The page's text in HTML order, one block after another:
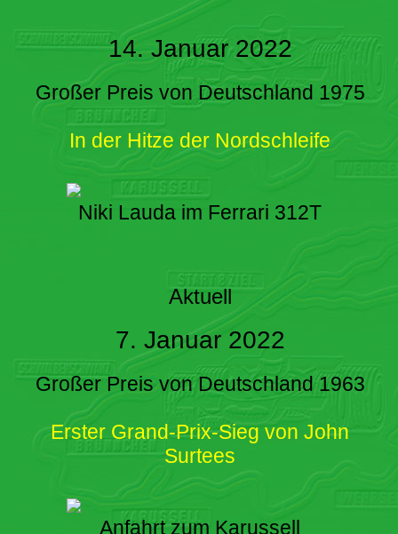
14. Januar 2022
Großer Preis von Deutschland 1975
In der Hitze der Nordschleife
Niki Lauda im Ferrari 312T
Aktuell
7. Januar 2022
Großer Preis von Deutschland 1963
Erster Grand-Prix-Sieg von John
Surtees
Anfahrt zum Karussell